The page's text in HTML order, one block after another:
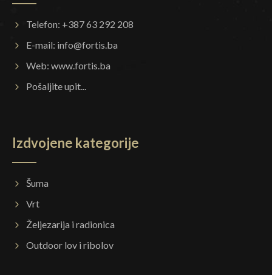
Telefon: +387 63 292 208
E-mail: info@fortis.ba
Web: www.fortis.ba
Pošaljite upit...
Izdvojene kategorije
Šuma
Vrt
Željezarija i radionica
Outdoor lov i ribolov